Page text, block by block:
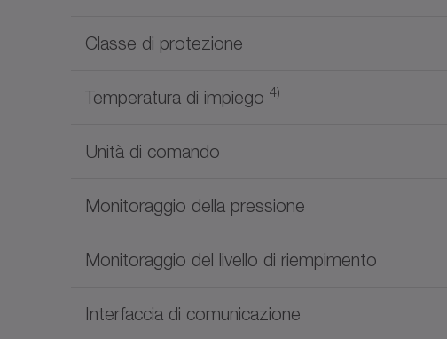
Classe di protezione
Temperatura di impiego 4)
Unità di comando
Monitoraggio della pressione
Monitoraggio del livello di riempimento
Interfaccia di comunicazione